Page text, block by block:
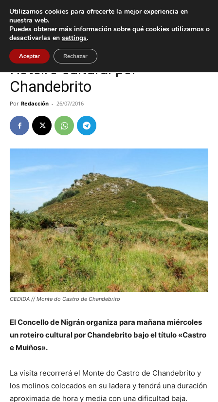
Inicio Cultura / Ocio
Cultura / Ocio Nigrán
Roteiro cultural por
Chandebrito
Por Redacción - 26/07/2016
CEDIDA // Monte do Castro de Chandebrito
El Concello de Nigrán organiza para mañana miércoles
un roteiro cultural por Chandebrito bajo el título «Castro
e Muiños».
La visita recorrerá el Monte do Castro de Chandebrito y
los molinos colocados en su ladera y tendrá una duración
aproximada de hora y media con una dificultad baja.
Utilizamos cookies para ofrecerte la mejor experiencia en
nuestra web.
Puedes obtener más información sobre qué cookies utilizamos o
desactivarlas en settings.
Aceptar Rechazar